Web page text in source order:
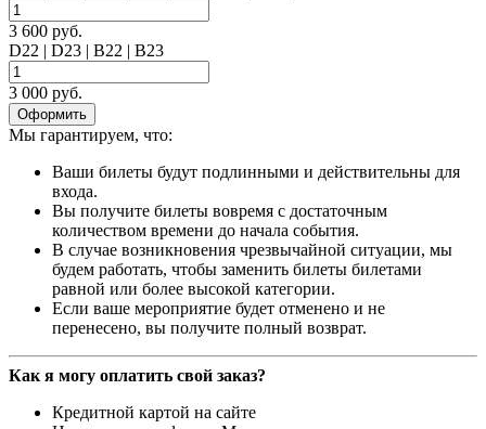
3 600 руб.
D22 | D23 | B22 | B23
3 000 руб.
Оформить
Мы гарантируем, что:
Ваши билеты будут подлинными и действительны для
входа.
Вы получите билеты вовремя с достаточным
количеством времени до начала события.
В случае возникновения чрезвычайной ситуации, мы
будем работать, чтобы заменить билеты билетами
равной или более высокой категории.
Если ваше мероприятие будет отменено и не
перенесено, вы получите полный возврат.
Как я могу оплатить свой заказ?
Кредитной картой на сайте